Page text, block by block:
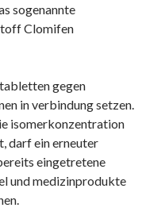
sogenannte
Clomifen
gegen
in verbindung setzen.
isomer­konzentration
darf ein erneuter
eingetretene
und medizinprodukte